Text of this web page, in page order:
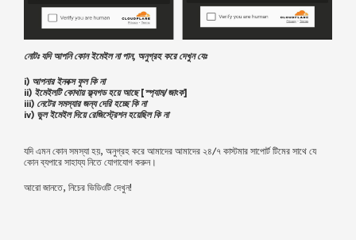
নোটঃ যদি আপনি কোন ইমেইল না পান, অনুগ্রহ করে দেখুন যেঃ
i) আপনার ইনবক্স ফুল কি না
ii) ইমেইলটি কোথায় ফ্ল্যগড হয়ে আছে [স্প্যাম/জাংক]
iii) নেটের সমস্যার জন্য দেরি হচ্ছে কি না
iv) ভুল ইমেইল দিয়ে রেজিস্ট্রেশন হয়েছিল কি না
যদি এমন কোন সমস্যা হয়, অনুগ্রহ করে আমাদের আমাদের ২৪/৭ কাস্টমার সাপোর্ট টিমের সাথে যে
কোন ব্যপারে সাহায্য নিতে যোগাযোগ করুন।
আরো জানতে, নিচের ভিডিওটি দেখুন!